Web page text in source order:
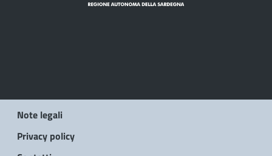
Note legali
Privacy policy